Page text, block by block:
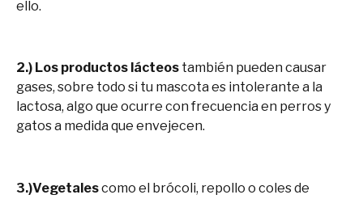
ello.
2.) Los productos lácteos también pueden causar
gases, sobre todo si tu mascota es intolerante a la
lactosa, algo que ocurre con frecuencia en perros y
gatos a medida que envejecen.
3.)Vegetalescomo el brócoli, repollo o coles de